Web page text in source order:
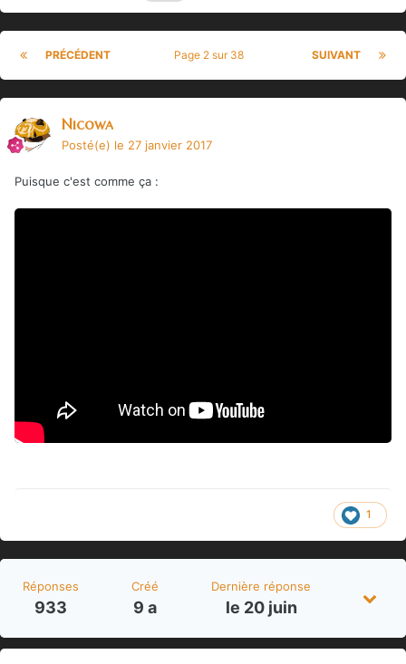
PRÉCÉDENT SUIVANT
Page 2 sur 38
Nicowa
Posté(e) le 27 janvier 2017
Puisque c'est comme ça :
1
Réponses
933
Créé
9 a
Dernière réponse
le 20 juin